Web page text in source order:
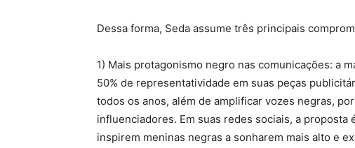
Dessa forma, Seda assume três principais
1) Mais protagonismo negro nas comunicações: a
50% de representatividade em suas peças
todos os anos, além de amplificar vozes negras,
influenciadores. Em suas redes sociais, a
inspirem meninas negras a sonharem mais alto e